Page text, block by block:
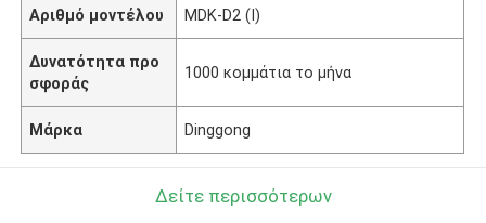
Αριθμό μοντέλου MDK-D2 (Ι)
Δυνατότητα προ
σφοράς
1000 κομμάτια το μήνα
Μάρκα Dinggong
Δείτε περισσότερων